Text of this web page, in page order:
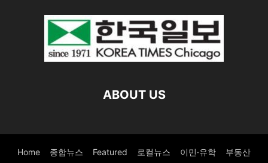
ABOUT US
Home 종합뉴스 Featured 로컬뉴스 이민·유학 부동산